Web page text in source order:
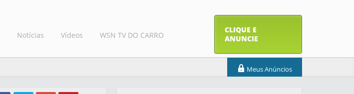
Notícias Vídeos WSN TV DO CARRO
CLIQUE E
ANUNCIE
Meus Anúncios